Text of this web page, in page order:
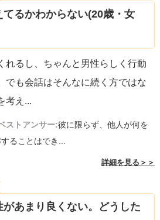
るかわからない(20歳・女
れるし、ちゃんと男性らしく行動
でも会話はそんなに続く方ではな
考え ...
ストアンサー:彼に限らず、他人が何を
ることはでき...
詳細を見る＞＞
あまり良くない。どうした